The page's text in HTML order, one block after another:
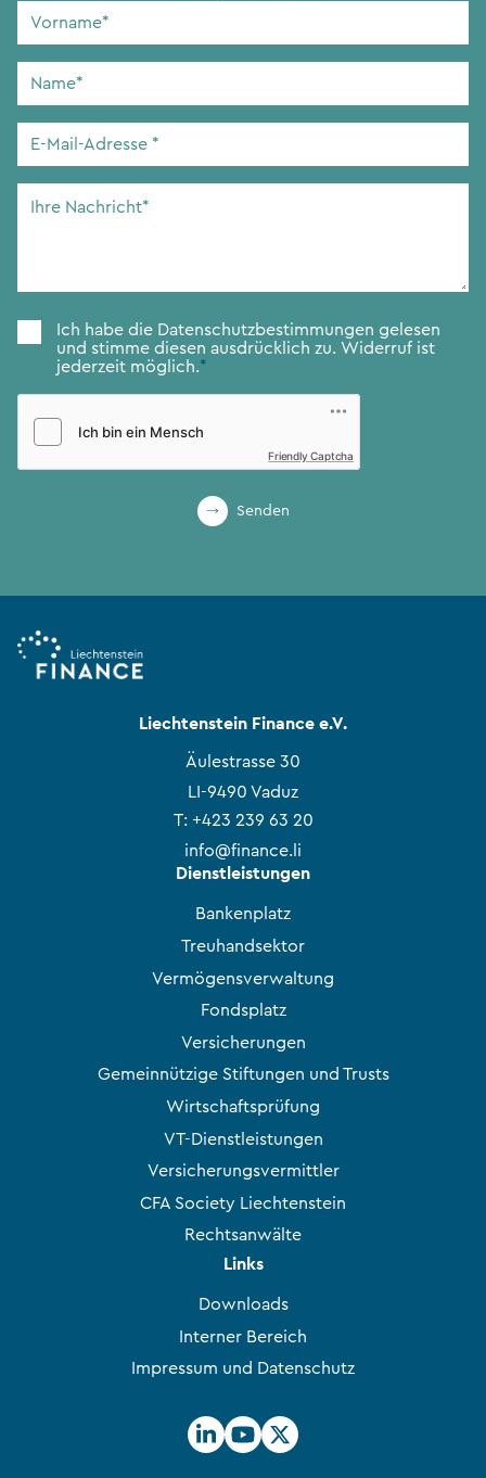
Vorname
Name
E-
Adresse*
Ihre
Zustimmung*
Ich habe die Datenschutzbestimmungen gelesen
und stimme diesen ausdrücklich zu. Widerruf ist
jederzeit möglich.*
Friendly Captcha
Senden
Liechtenstein Finance e.V.
Äulestrasse 30
LI-9490 Vaduz
T: +423 239 63 20
info@finance.li
Dienstleistungen
Bankenplatz
Treuhandsektor
Vermögensverwaltung
Fondsplatz
Versicherungen
Gemeinnützige Stiftungen und Trusts
Wirtschaftsprüfung
VT-Dienstleistungen
Versicherungsvermittler
CFA Society Liechtenstein
Rechtsanwälte
Links
Downloads
Interner Bereich
Impressum und Datenschutz